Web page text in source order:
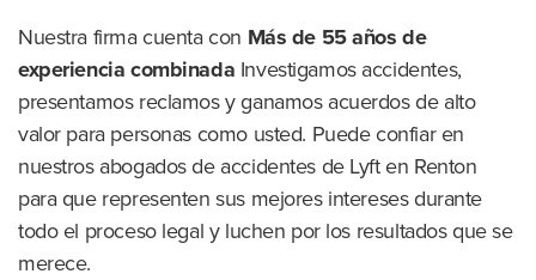
Nuestra firma cuenta con Más de 55 años de
experiencia combinada Investigamos accidentes,
presentamos reclamos y ganamos acuerdos de alto
valor para personas como usted. Puede confiar en
nuestros abogados de accidentes de Lyft en Renton
para que representen sus mejores intereses durante
todo el proceso legal y luchen por los resultados que se
merece.